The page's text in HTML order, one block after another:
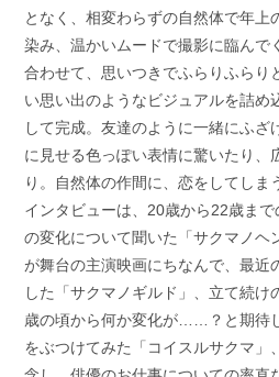
となく、相変わらずの自然体で年上
染み、温かいムードで撮影に臨んで
合わせて、思いつきでふらりふらり
い思い出のようなビジュアルを詰め
して完成。友達のように一緒にふざ
に見せる色っぽい表情に驚いたり、
り。自然体の作間に、恋をしてしま
インタビューは、20歳から22歳ま
の変化について聞いた「サクマノヘ
が舞台の主演映画にちなんで、最近
した「サクマノギルド」、立て続け
歳の頃から何か変化が……？と期待
をぶつけてみた「コイスルサクマ」